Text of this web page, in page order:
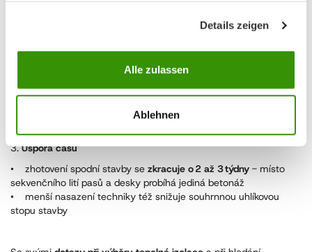
Details zeigen
Alle zulassen
Ablehnen
• souvislá tepelná izolace pod deskou zajišťujeredukci
a díky akumulačním schopnostem šetří
3.Úspora času
• zhotovení spodní stavby se zkracuje o 2 až 3 týdny - místo
sekvenčního lití pasů a desky probíhá jediná betonáž
• menší nasazení techniky též snižuje souhrnnou uhlíkovou
stopu stavby